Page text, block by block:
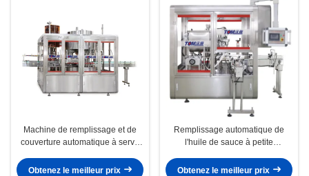
Machine de remplissage et de
couverture automatique à servo
Deux en un monobloc
Obtenez le meilleur prix
Remplissage automatique de
l'huile de sauce à petite
Obtenez le meilleur prix